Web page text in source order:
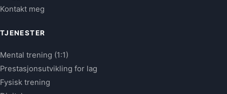
Kontakt meg
TJENESTER
Mental trening (1:1)
Prestasjonsutvikling for lag
Fysisk trening